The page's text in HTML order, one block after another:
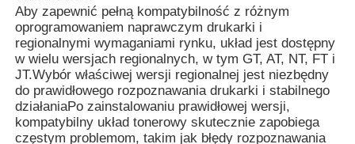
Aby zapewnić pełną kompatybilność z różnym
oprogramowaniem naprawczym drukarki i
regionalnymi wymaganiami rynku, układ jest dostępny
w wielu wersjach regionalnych, w tym GT, AT, NT, FT i
JT.Wybór właściwej wersji regionalnej jest niezbędny
do prawidłowego rozpoznawania drukarki i stabilnego
działaniaPo zainstalowaniu prawidłowej wersji,
kompatybilny układ tonerowy skutecznie zapobiega
częstym problemom, takim jak błędy rozpoznawania